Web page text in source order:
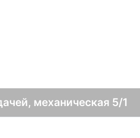
механическая 5/1